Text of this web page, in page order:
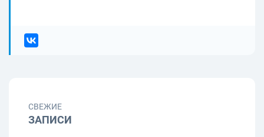
СВЕЖИЕ
ЗАПИСИ